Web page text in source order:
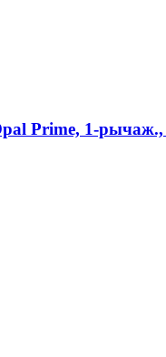
Prime, 1-